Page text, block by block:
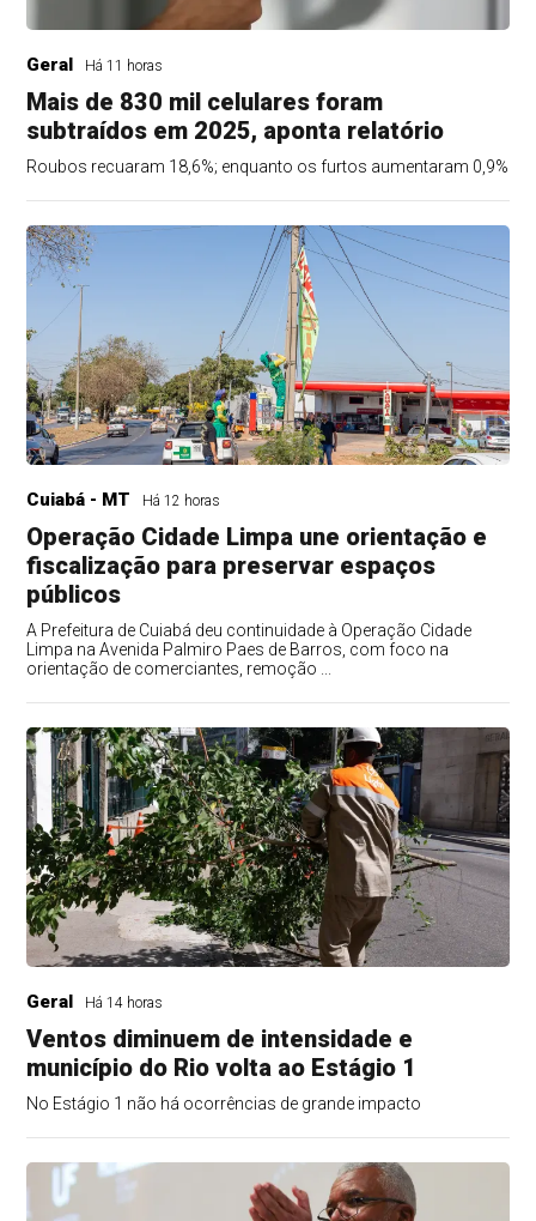
Geral Há 11 horas
Mais de 830 mil celulares foram
subtraídos em 2025, aponta relatório
Roubos recuaram 18,6%; enquanto os furtos aumentaram 0,9%
Cuiabá - MT Há 12 horas
Operação Cidade Limpa une orientação e
fiscalização para preservar espaços
públicos
A Prefeitura de Cuiabá deu continuidade à Operação Cidade
Limpa na Avenida Palmiro Paes de Barros, com foco na
orientação de comerciantes, remoção ...
Geral Há 14 horas
Ventos diminuem de intensidade e
município do Rio volta ao Estágio 1
No Estágio 1 não há ocorrências de grande impacto